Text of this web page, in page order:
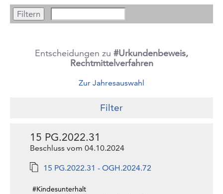
Entscheidungen zu #Urkundenbeweis,
Rechtmittelverfahren
Zur Jahresauswahl
Filter
15 PG.2022.31
Beschluss vom 04.10.2024
15 PG.2022.31 - OGH.2024.72
#Kindesunterhalt